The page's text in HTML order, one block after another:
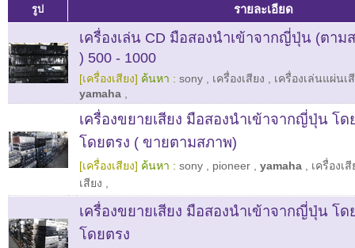
รูป รายละเอียด
เครื่องเล่น CD มือสองนำเข้าจากญี่ปุ่น (ตาม
) 500 - 1000
[เครื่องเสียง] ค้นหา : sony เครื่องเสียง
เครื่องเล่นแผ่นเ
yamaha
เครื่องขยายเสียง มือสองนำเข้าจากญี่ปุ่น โด
โดยตรง ( ขายตามสภาพ)
[เครื่องเสียง] ค้นหา : sony pioneer yamaha
เครื่องเสี
เสียง
เครื่องขยายเสียง มือสองนำเข้าจากญี่ปุ่น โด
โดยตรง